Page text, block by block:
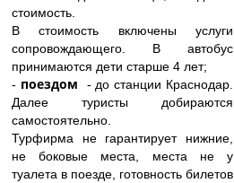
стоимость.
В стоимость включены услуги
сопровождающего. В автобус
принимаются дети старше 4 лет;
- поездом - до станции Краснодар.
Далее туристы добираются
самостоятельно.
Турфирма не гарантирует нижние,
не боковые места, места не у
туалета в поезде, готовность билетов